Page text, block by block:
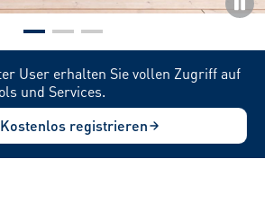
User erhalten Sie vollen Zugriff auf
und Services.
Kostenlos registrieren